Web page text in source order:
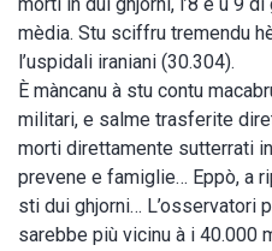
mèdia. Stu sciffru tremendu
l’uspidali iraniani (30.304).
È màncanu à stu contu
militari, e salme trasferite
morti direttamente sutterrati
prevene e famiglie… Eppò, a
sti dui ghjorni… L’osservatori
sarebbe più vicinu à i 40.000